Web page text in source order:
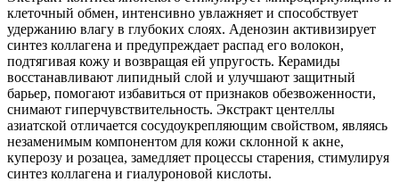
клеточный обмен, интенсивно увлажняет и способствует
удержанию влагу в глубоких слоях. Аденозин активизирует
синтез коллагена и предупреждает распад его волокон,
подтягивая кожу и возвращая ей упругость. Керамиды
восстанавливают липидный слой и улучшают защитный
барьер, помогают избавиться от признаков обезвоженности,
снимают гиперчувствительность. Экстракт центеллы
азиатской отличается сосудоукрепляющим свойством, являясь
незаменимым компонентом для кожи склонной к акне,
куперозу и розацеа, замедляет процессы старения, стимулируя
синтез коллагена и гиалуроновой кислоты.